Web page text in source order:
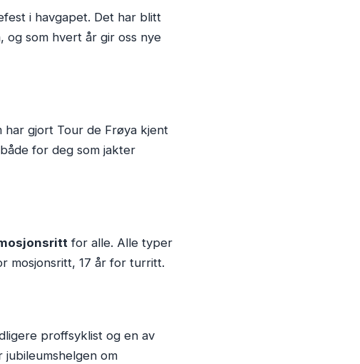
i havgapet. Det har blitt
og som hvert år gir oss nye
har gjort Tour de Frøya kjent
for deg som jakter
for alle. Alle typer
mosjonsritt, 17 år for turritt.
proffsyklist og en av
om